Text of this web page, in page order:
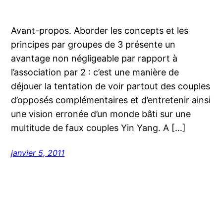
Avant-propos. Aborder les concepts et les
principes par groupes de 3 présente un
avantage non négligeable par rapport à
l’association par 2 : c’est une manière de
déjouer la tentation de voir partout des couples
d’opposés complémentaires et d’entretenir ainsi
une vision erronée d’un monde bâti sur une
multitude de faux couples Yin Yang. A […]
janvier 5, 2011